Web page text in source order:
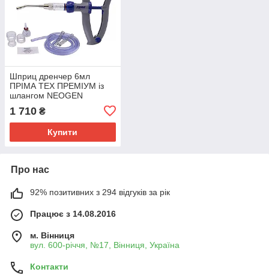
Шприц дренчер 6мл
ПРІМА ТЕХ ПРЕМІУМ із
шлангом NEOGEN
1 710 ₴
Купити
Про нас
92% позитивних з 294 відгуків за рік
Працює з 14.08.2016
м. Вінниця
вул. 600-річчя, №17, Вінниця, Україна
Контакти